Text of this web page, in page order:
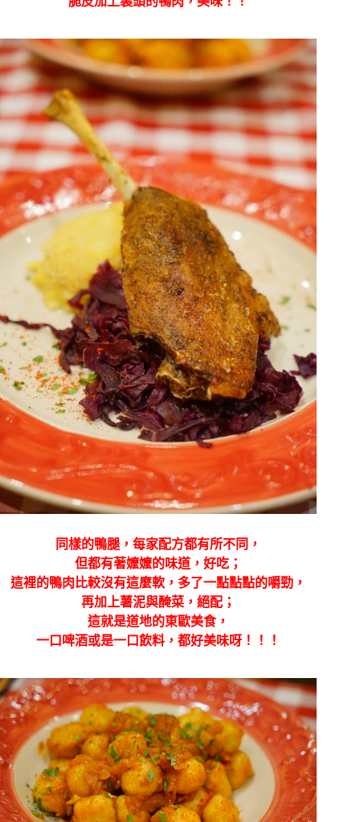
同樣的鴨腿，每家配方都有所不同，
但都有著嬤嬤的味道，好吃；
這裡的鴨肉比較沒有這麼軟，多了一點點點的嚼勁，
再加上薯泥與醃菜，絕配；
這就是道地的東歐美食，
一口啤酒或是一口飲料，都好美味呀！！！